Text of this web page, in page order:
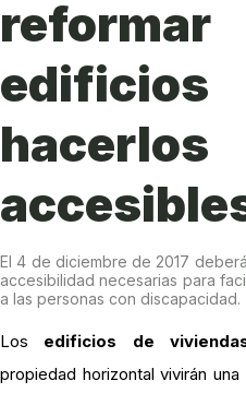
El 4 de diciembre de 2017
accesibilidad necesarias para
a las personas con discapacidad.
Los edificios de
propiedad horizontal vivirán